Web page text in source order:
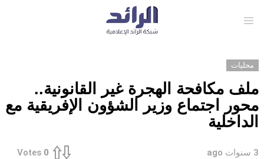
محليات
ملف مكافحة الهجرة غير القانونية..
محور اجتماع وزير الشؤون الإفريقية مع
الداخلية
3 سنوات ago 0
Votes